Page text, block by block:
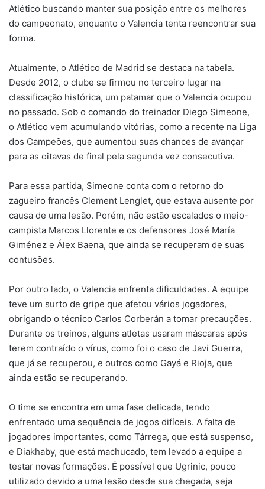
Atlético buscando manter sua posição entre os melhores
do campeonato, enquanto o Valencia tenta reencontrar sua
forma.
Atualmente, o Atlético de Madrid se destaca na tabela.
Desde 2012, o clube se firmou no terceiro lugar na
classificação histórica, um patamar que o Valencia ocupou
no passado. Sob o comando do treinador Diego Simeone,
o Atlético vem acumulando vitórias, como a recente na Liga
dos Campeões, que aumentou suas chances de avançar
para as oitavas de final pela segunda vez consecutiva.
Para essa partida, Simeone conta com o retorno do
zagueiro francês Clement Lenglet, que estava ausente por
causa de uma lesão. Porém, não estão escalados o meio-
campista Marcos Llorente e os defensores José María
Giménez e Álex Baena, que ainda se recuperam de suas
contusões.
Por outro lado, o Valencia enfrenta dificuldades. A equipe
teve um surto de gripe que afetou vários jogadores,
obrigando o técnico Carlos Corberán a tomar precauções.
Durante os treinos, alguns atletas usaram máscaras após
terem contraído o vírus, como foi o caso de Javi Guerra,
que já se recuperou, e outros como Gayá e Rioja, que
ainda estão se recuperando.
O time se encontra em uma fase delicada, tendo
enfrentado uma sequência de jogos difíceis. A falta de
jogadores importantes, como Tárrega, que está suspenso,
e Diakhaby, que está machucado, tem levado a equipe a
testar novas formações. É possível que Ugrinic, pouco
utilizado devido a uma lesão desde sua chegada, seja